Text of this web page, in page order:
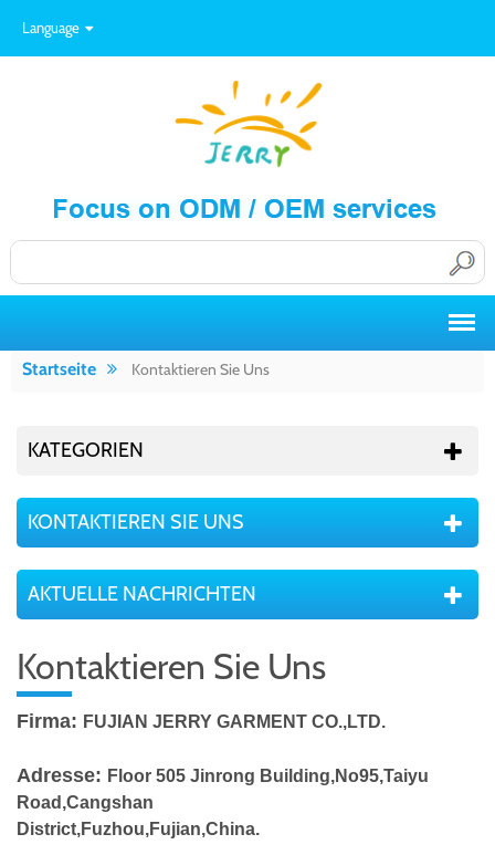
Language
Startseite Kontaktieren Sie Uns
KATEGORIEN
KONTAKTIEREN SIE UNS
AKTUELLE NACHRICHTEN
Kontaktieren Sie Uns
Firma: FUJIAN JERRY GARMENT CO.,LTD.
Adresse: Floor 505 Jinrong Building,No95,Taiyu
Road,Cangshan
District,Fuzhou,Fujian,China.